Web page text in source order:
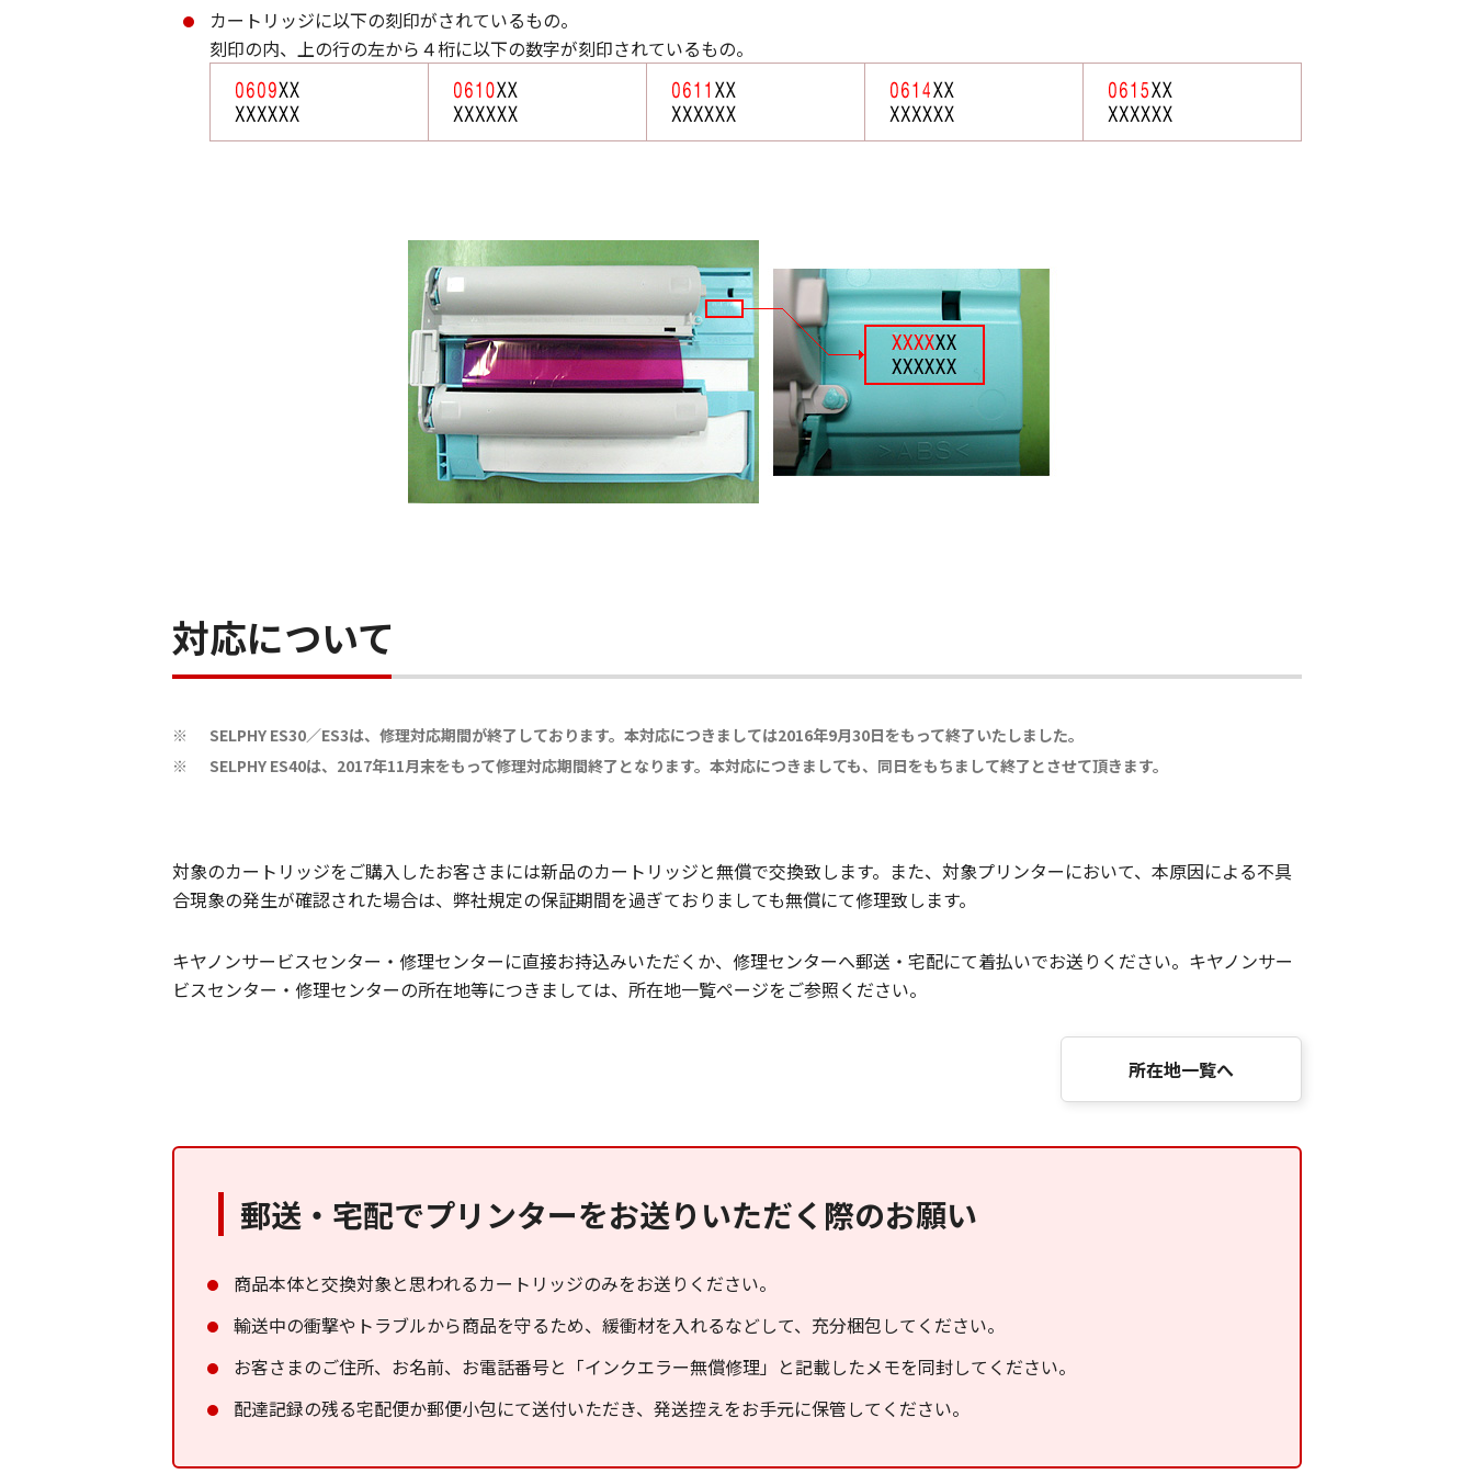
カートリッジに以下の刻印がされているもの。
刻印の内、上の行の左から４桁に以下の数字が刻印されているもの。
対応について
※ SELPHY ES30／ES3は、修理対応期間が終了しております。本対応につきましては2016年9月30日をもって終了いたしました。
※ SELPHY ES40は、2017年11月末をもって修理対応期間終了となります。本対応につきましても、同日をもちまして終了とさせて頂きます。
対象のカートリッジをご購入したお客さまには新品のカートリッジと無償で交換致します。また、対象プリンターにおいて、本原因による不具
合現象の発生が確認された場合は、弊社規定の保証期間を過ぎておりましても無償にて修理致します。
キヤノンサービスセンター・修理センターに直接お持込みいただくか、修理センターへ郵送・宅配にて着払いでお送りください。キヤノンサー
ビスセンター・修理センターの所在地等につきましては、所在地一覧ページをご参照ください。
所在地一覧へ
郵送・宅配でプリンターをお送りいただく際のお願い
商品本体と交換対象と思われるカートリッジのみをお送りください。
輸送中の衝撃やトラブルから商品を守るため、緩衝材を入れるなどして、充分梱包してください。
お客さまのご住所、お名前、お電話番号と「インクエラー無償修理」と記載したメモを同封してください。
配達記録の残る宅配便か郵便小包にて送付いただき、発送控えをお手元に保管してください。